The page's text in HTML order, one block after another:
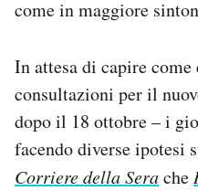
come in maggiore
In attesa di capire
consultazioni per il
dopo il 18 ottobre – i
facendo diverse
Corriere della Serache